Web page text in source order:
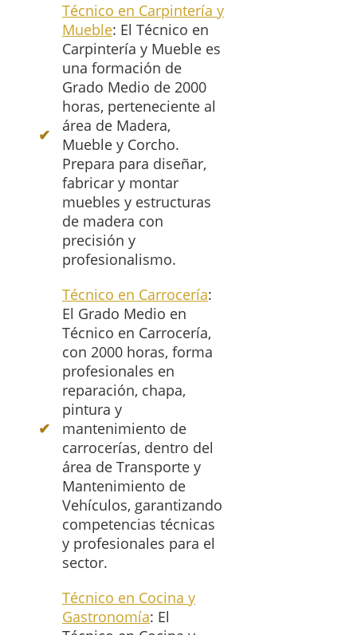
Técnico en Carpintería y
Mueble: El Técnico en
Carpintería y Mueble es
una formación de
Grado Medio de 2000
horas, perteneciente al
área de Madera,
Mueble y Corcho.
Prepara para diseñar,
fabricar y montar
muebles y estructuras
de madera con
precisión y
profesionalismo.
Técnico en Carrocería:
El Grado Medio en
Técnico en Carrocería,
con 2000 horas, forma
profesionales en
reparación, chapa,
pintura y
mantenimiento de
carrocerías, dentro del
área de Transporte y
Mantenimiento de
Vehículos, garantizando
competencias técnicas
y profesionales para el
sector.
Técnico en Cocina y
Gastronomía: El